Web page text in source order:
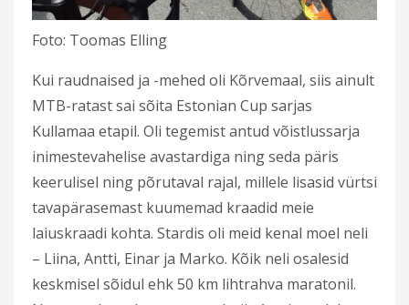
Foto: Toomas Elling
Kui raudnaised ja -mehed oli Kõrvemaal, siis ainult
MTB-ratast sai sõita Estonian Cup sarjas
Kullamaa etapil. Oli tegemist antud võistlussarja
inimestevahelise avastardiga ning seda päris
keerulisel ning põrutaval rajal, millele lisasid vürtsi
tavapärasemast kuumemad kraadid meie
laiuskraadi kohta. Stardis oli meid kenal moel neli
– Liina, Antti, Einar ja Marko. Kõik neli osalesid
keskmisel sõidul ehk 50 km lihtrahva maratonil.